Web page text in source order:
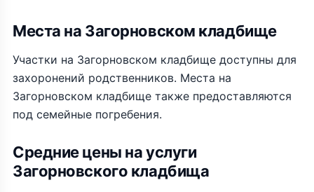
Места на Загорновском кладбище
Участки на Загорновском кладбище доступны для
захоронений родственников. Места на
Загорновском кладбище также предоставляются
под семейные погребения.
Средние цены на услуги
Загорновского кладбища